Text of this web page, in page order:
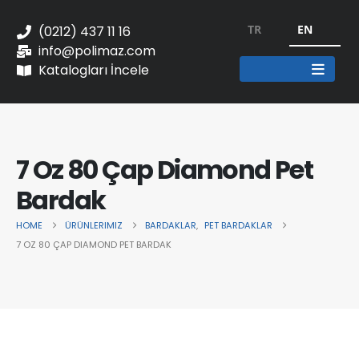
(0212) 437 11 16
info@polimaz.com
Katalogları İncele
TR EN
7 Oz 80 Çap Diamond Pet
Bardak
HOME ÜRÜNLERIMIZ BARDAKLAR, PET BARDAKLAR
7 OZ 80 ÇAP DIAMOND PET BARDAK